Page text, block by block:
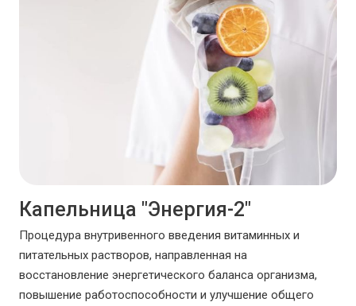
Капельница "Энергия-2"
Процедура внутривенного введения витаминных и
питательных растворов, направленная на
восстановление энергетического баланса организма,
повышение работоспособности и улучшение общего